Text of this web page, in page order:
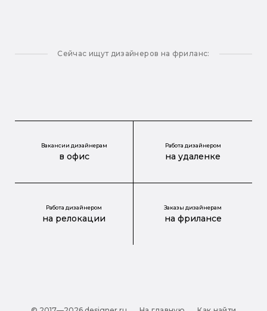
Сейчас ищут дизайнеров на фриланс:
Вакансии дизайнерам
в офис
Работа дизайнером
на удаленке
Работа дизайнером
на релокации
Заказы дизайнерам
на фрилансе